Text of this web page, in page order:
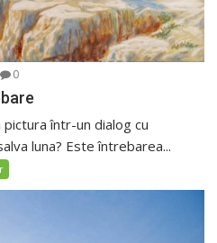
0
într-un dialog cu
luna? Este întrebarea...